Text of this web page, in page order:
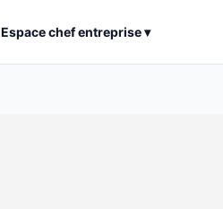
Espace chef entreprise▾